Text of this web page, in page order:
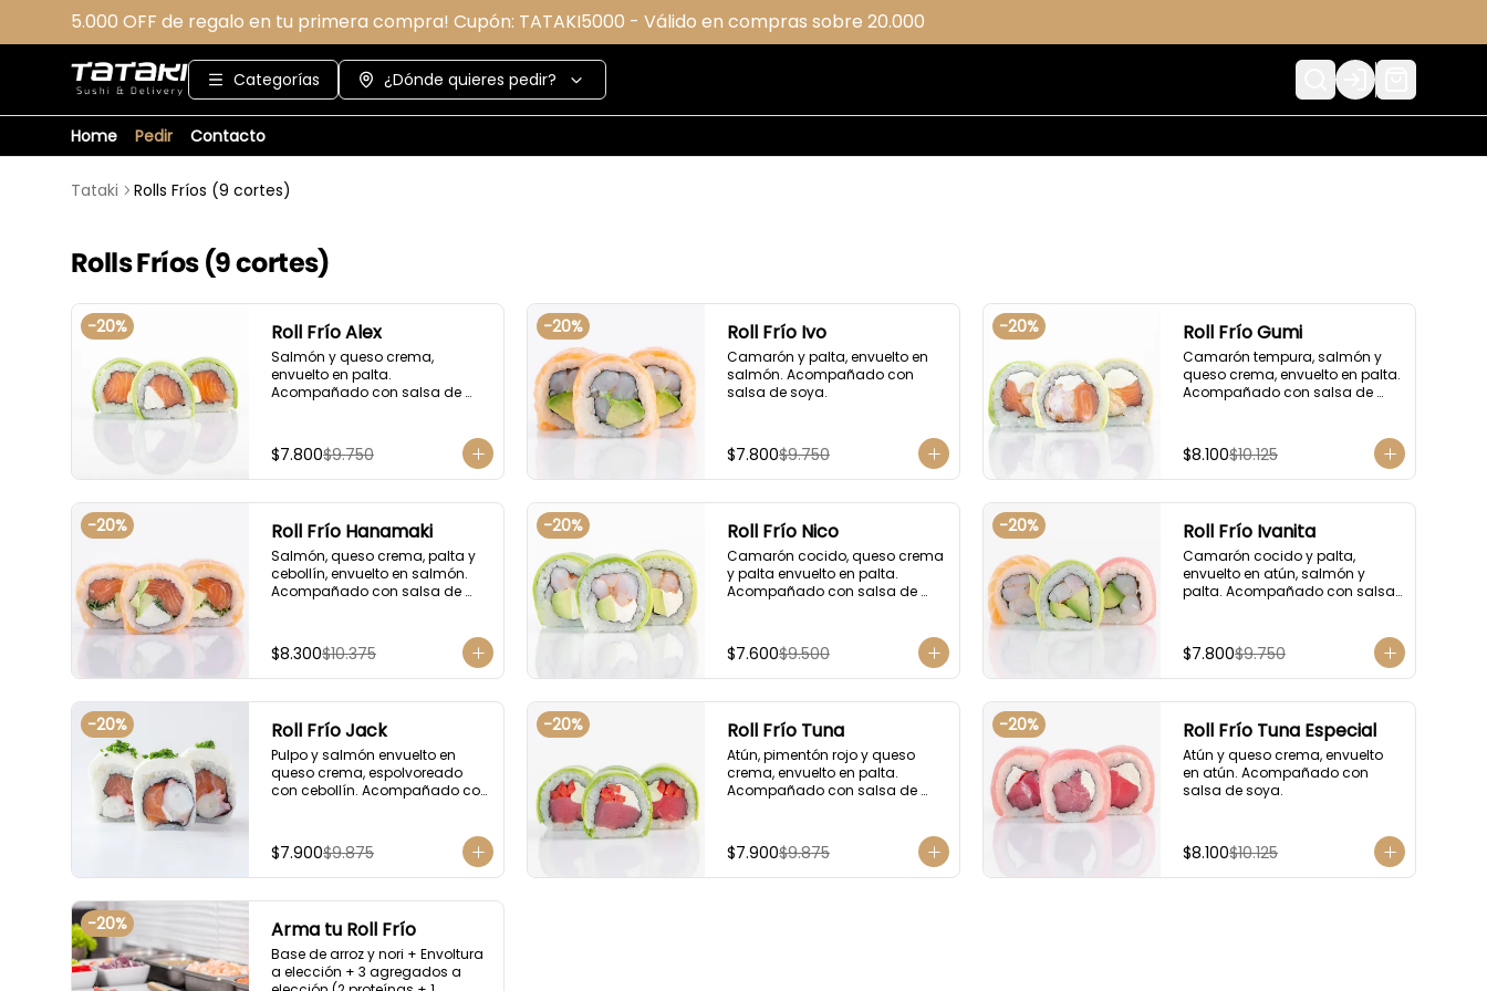
5.000 OFF de regalo en tu primera compra! Cupón: TATAKI5000 - Válido en compras sobre 20.000
Categorías ¿Dónde quieres pedir? Login
Home Pedir Contacto
Tataki Rolls Fríos (9 cortes)
Rolls Fríos (9 cortes)
-20% Roll Frío Alex
Salmón y queso crema,
envuelto en palta.
Acompañado con salsa de
$7.800$9.750
-20% Roll Frío Ivo
Camarón y palta, envuelto en
salmón. Acompañado con
salsa de soya.
$7.800$9.750
-20% Roll Frío Gumi
Camarón tempura, salmón y
queso crema, envuelto en palta.
Acompañado con salsa de
$8.100$10.125
-20% Roll Frío Hanamaki
Salmón, queso crema, palta y
cebollín, envuelto en salmón.
Acompañado con salsa de
$8.300$10.375
-20% Roll Frío Nico
Camarón cocido, queso crema
y palta envuelto en palta.
Acompañado con salsa de
$7.600$9.500
-20% Roll Frío Ivanita
Camarón cocido y palta,
envuelto en atún, salmón y
palta. Acompañado con salsa
$7.800$9.750
-20% Roll Frío Jack
Pulpo y salmón envuelto en
queso crema, espolvoreado
con cebollín. Acompañado con
$7.900$9.875
-20% Roll Frío Tuna
Atún, pimentón rojo y queso
crema, envuelto en palta.
Acompañado con salsa de
$7.900$9.875
-20% Roll Frío Tuna Especial
Atún y queso crema, envuelto
en atún. Acompañado con
salsa de soya.
$8.100$10.125
-20% Arma tu Roll Frío
Base de arroz y nori + Envoltura
a elección + 3 agregados a